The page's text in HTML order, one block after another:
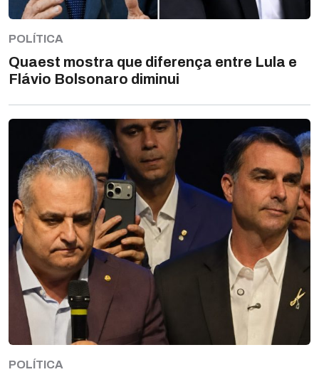
POLÍTICA
Quaest mostra que diferença entre Lula e
Flávio Bolsonaro diminui
POLÍTICA